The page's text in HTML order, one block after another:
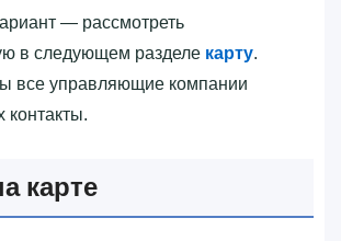
— рассмотреть
в следующем разделе карту.
все управляющие компании
контакты.
карте